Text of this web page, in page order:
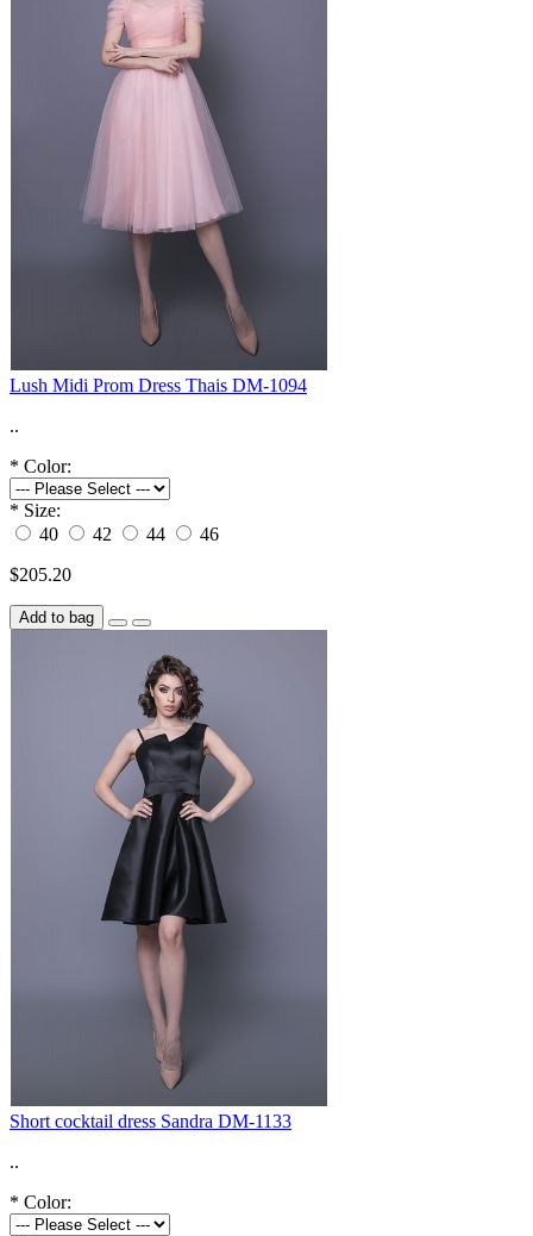
Lush Midi Prom Dress Thais DM-1094
..
* Color:
* Size:
40
42 44
46
$205.20
Add to bag
Short cocktail dress Sandra DM-1133
..
* Color: